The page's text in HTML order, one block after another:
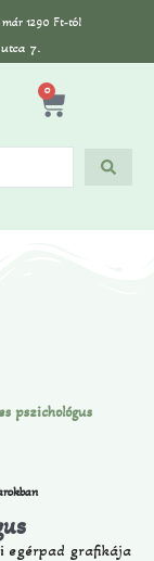
1290 Ft-tól
7.
0
pszichológus
egérpad grafikája